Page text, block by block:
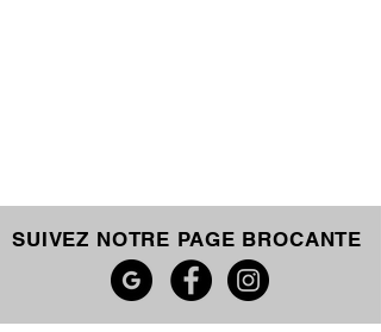
SUIVEZ NOTRE PAGE BROCANTE